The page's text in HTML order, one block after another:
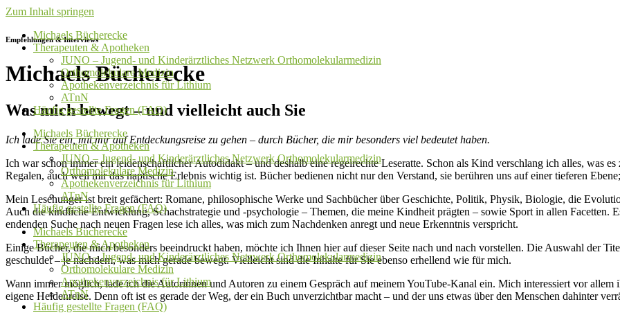
Zum Inhalt springen
Michaels Bücherecke
Therapeuten & Apotheken
JUNO – Jugend- und Kinderärztliches Netzwerk Orthomolekularmedizin
Orthomolekulare Medizin
Apothekenverzeichnis für Lithium
ATnN
Häufig gestellte Fragen (FAQ)
Michaels Bücherecke
Therapeuten & Apotheken
JUNO – Jugend- und Kinderärztliches Netzwerk Orthomolekularmedizin
Orthomolekulare Medizin
Apothekenverzeichnis für Lithium
ATnN
Häufig gestellte Fragen (FAQ)
Michaels Bücherecke
Therapeuten & Apotheken
JUNO – Jugend- und Kinderärztliches Netzwerk Orthomolekularmedizin
Orthomolekulare Medizin
Apothekenverzeichnis für Lithium
ATnN
Häufig gestellte Fragen (FAQ)
Empfehlungen & Interviews
Michaels Bücherecke
Was mich bewegt – und vielleicht auch Sie
Ich lade Sie ein, mit mir auf Entdeckungsreise zu gehen – durch Bücher, die mir besonders viel bedeutet haben.
Ich war schon immer ein leidenschaftlicher Autodidakt – und deshalb eine regelrechte Leseratte. Schon als Kind verschlang ich alles, was
Regalen, auch weil mir das haptische Erlebnis wichtig ist. Bücher bedienen nicht nur den Verstand, sie berühren uns auf einer tieferen
Mein Lesehunger ist breit gefächert: Romane, philosophische Werke und Sachbücher über Geschichte, Politik, Physik, Biologie, die
Auch die kindliche Entwicklung, Schachstrategie und -psychologie – Themen, die meine Kindheit prägten – sowie Sport in allen Facetten.
endenden Suche nach neuen Fragen lese ich alles, was mich zum Nachdenken anregt und neue Erkenntnis verspricht.
Einige Bücher, die mich besonders beeindruckt haben, möchte ich Ihnen hier auf dieser Seite nach und nach vorstellen. Die Auswahl der
geschuldet – je nachdem, was mich gerade bewegt. Vielleicht sind die Inhalte für Sie ebenso erhellend wie für mich.
Wann immer möglich, lade ich die Autorinnen und Autoren zu einem Gespräch auf meinem YouTube-Kanal ein. Mich interessiert vor
eigene Heldenreise. Denn oft ist es gerade der Weg, der ein Buch unverzichtbar macht – und der uns etwas über den Menschen dahinter